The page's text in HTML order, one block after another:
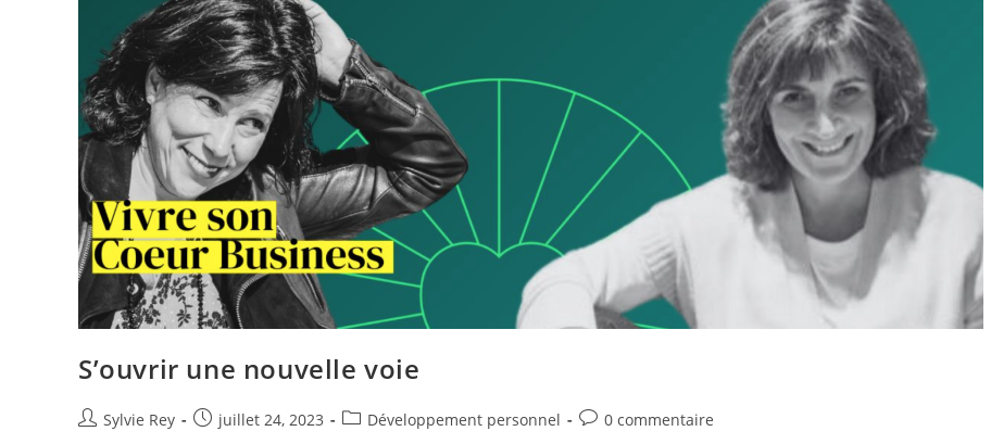
S’ouvrir une nouvelle voie
Sylvie Rey juillet 24, 2023 Développement personnel 0 commentaire